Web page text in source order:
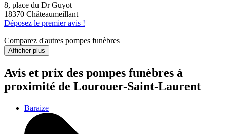
8, place du Dr Guyot
18370 Châteaumeillant
Déposez le premier avis !
Comparez d'autres pompes funèbres
Afficher plus
Avis et prix des pompes funèbres à
proximité de Lourouer-Saint-Laurent
Baraize